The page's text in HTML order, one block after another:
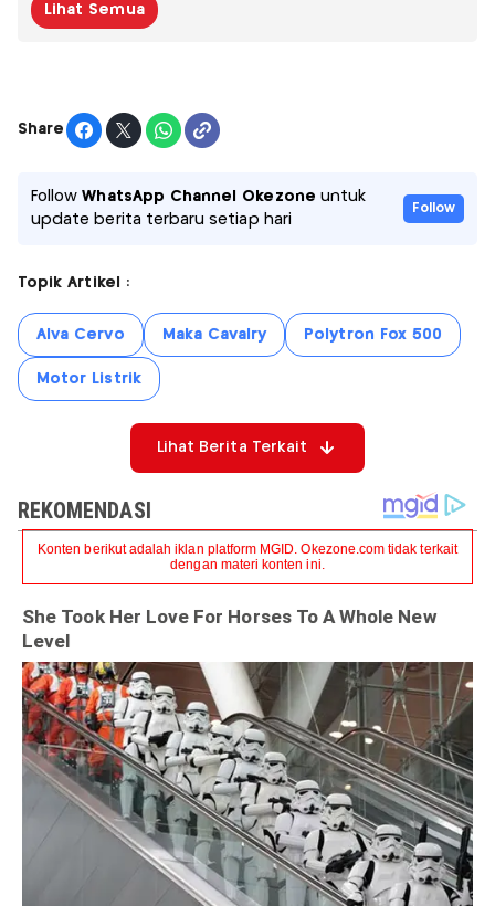
Lihat Semua
Share
FollowWhatsApp Channel Okezone untuk
update berita terbaru setiap hari
Follow
Topik Artikel :
Alva Cervo Maka Cavalry Polytron Fox 500
Motor Listrik
Lihat Berita Terkait